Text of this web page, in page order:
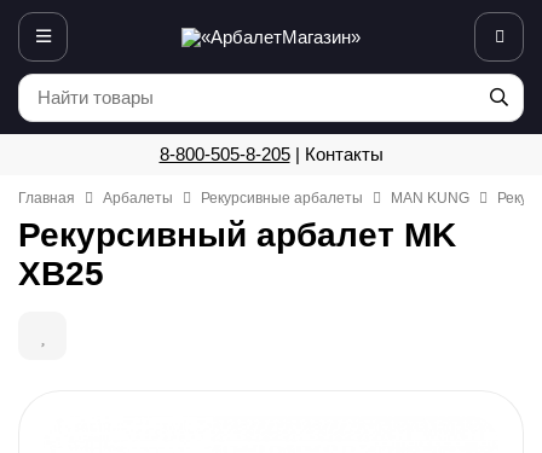
8-800-505-8-205| Контакты
Главная Арбалеты Рекурсивные арбалеты MAN KUNG
Рекурсивный арбалет MK
XB25